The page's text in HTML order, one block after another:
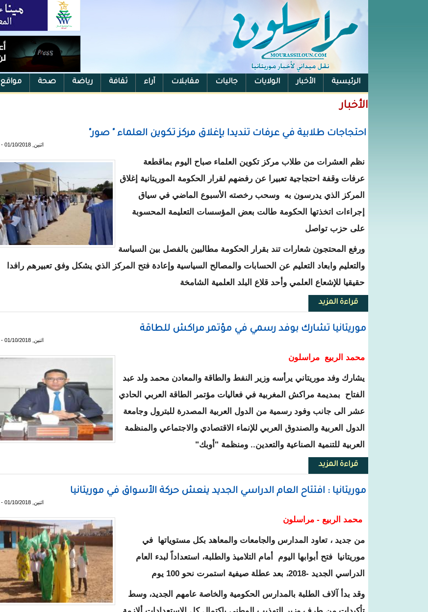
الرئيسية الأخبار الولايات جاليات مقابلات آراء ثقافة رياضة صحة مواقع
الفيس بوك
الأخبار
احتجاجات طلابية في عرفات تنديدا بإغلاق مركز تكوين العلماء " صور"
اثنين, 01/10/2018 - 13:05
نظم العشرات من طلاب مركز تكوين العلماء صباح اليوم بماقطعة
عرفات وقفة احتجاجية تعبيرا عن رفضهم لقرار الحكومة الموريتانية إغلاق
المركز الذي يدرسون به وسحب رخصته الأسبوع الماضي في سياق
إجراءات اتخذتها الحكومة طالت بعض المؤسسات التعليمة المحسوبة
على حزب تواصل
ورفع المحتجون شعارات تند بقرار الحكومة مطالبين بالفصل بين السياسة
والتعليم وابعاد التعليم عن الحسابات والمصالح السياسية وإعادة فتح المركز الذي يشكل وفق تعبيرهم رافدا
حقيقيا للإشعاع العلمي وأحد قلاع البلد العلمية الشامخة
قراءة المزيدحول احتجاجات طلابية في عرفات تنديدا بإغلاق مركز تكوين العلماء " صور"
موريتانيا تشارك بوفد رسمي في مؤتمر مراكش للطاقة
اثنين, 01/10/2018 - 11:22
محمد الربيع مراسلون
يشارك وفد موريتاني يرأسه وزير النفط والطاقة والمعادن محمد ولد عبد
الفتاح بمديمة مراكش المغربية في فعاليات مؤتمر الطاقة العربي الحادي
عشر الى جانب وفود رسمية من الدول العربية المصدرة للبترول وجامعة
الدول العربية والصندوق العربي للإنماء الاقتصادي والاجتماعي والمنظمة
العربية للتنمية الصناعية والتعدين.. ومنظمة "أوبك"
قراءة المزيدحول موريتانيا تشارك بوفد رسمي في مؤتمر مراكش للطاقة
موريتانيا : افتتاح العام الدراسي الجديد ينعش حركة الأسواق في موريتانيا
اثنين, 01/10/2018 - 10:30
محمد الربيع - مراسلون
من جديد ، تعاود المدارس والجامعات والمعاهد بكل مستوياتها في
موريتانيا فتح أبوابها اليوم أمام التلاميذ والطلبة، استعداداً لبدء العام
الدراسي الجديد -2018، بعد عطلة صيفية استمرت نحو 100 يوم
وقد بدأ آلاف الطلبة بالمدارس الحكومية والخاصة عامهم الجديد، وسط